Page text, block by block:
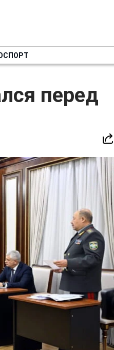
СПОРТ
перед